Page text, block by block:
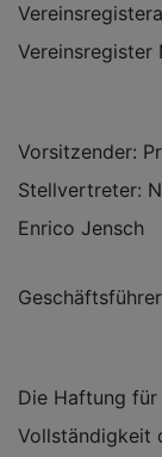
Vereinsregister
Vorsitzender:
Stellvertreter:
Enrico Jensch
Die Haftung
Vollständigkeit